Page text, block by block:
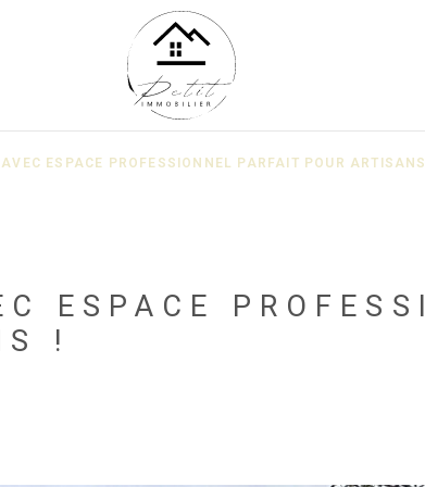
ESPACE PROFESSIONNEL PARFAIT POUR ARTISANS
ESPACE
!